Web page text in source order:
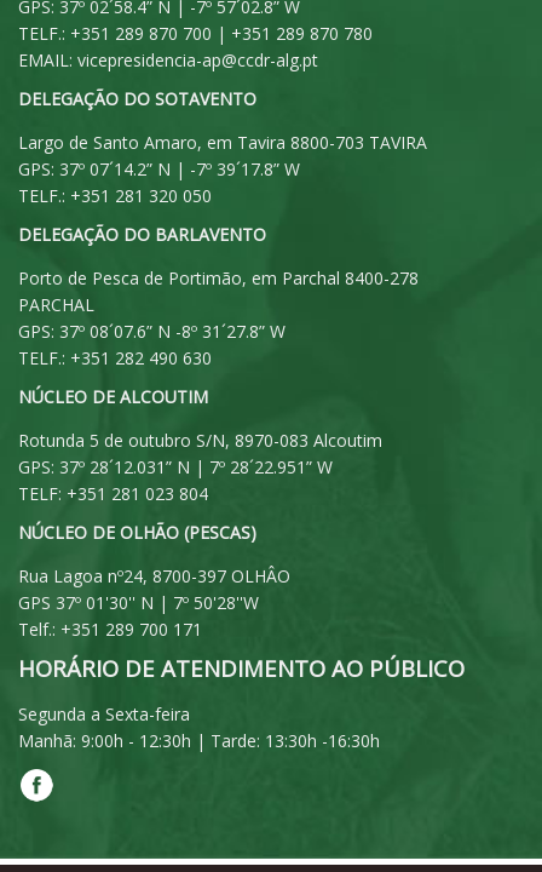
GPS: 37º 02´58.4” N | -7º 57´02.8” W
TELF.: +351 289 870 700 | +351 289 870 780
EMAIL: vicepresidencia-ap@ccdr-alg.pt
DELEGAÇÃO DO SOTAVENTO
Largo de Santo Amaro, em Tavira 8800-703 TAVIRA
GPS: 37º 07´14.2” N | -7º 39´17.8” W
TELF.: +351 281 320 050
DELEGAÇÃO DO BARLAVENTO
Porto de Pesca de Portimão, em Parchal 8400-278
PARCHAL
GPS: 37º 08´07.6” N -8º 31´27.8” W
TELF.: +351 282 490 630
NÚCLEO DE ALCOUTIM
Rotunda 5 de outubro S/N, 8970-083 Alcoutim
GPS: 37º 28´12.031” N | 7º 28´22.951” W
TELF: +351 281 023 804
NÚCLEO DE OLHÃO (PESCAS)
Rua Lagoa nº24, 8700-397 OLHÂO
GPS 37º 01'30'' N | 7º 50'28''W
Telf.: +351 289 700 171
HORÁRIO DE ATENDIMENTO AO PÚBLICO
Segunda a Sexta-feira
Manhã: 9:00h - 12:30h | Tarde: 13:30h -16:30h